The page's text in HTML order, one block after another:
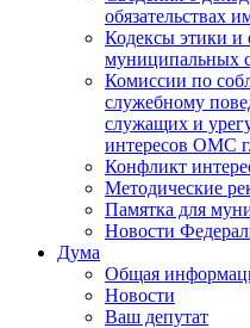
обязательствах
Кодексы этики и
муниципальных
Комиссии по
служебному
служащих и
интересов ОМС
Конфликт
Методические
Памятка для
Новости
Дума
Общая
Новости
Ваш депутат